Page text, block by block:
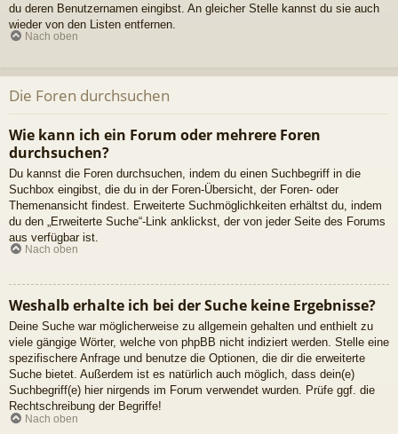
du deren Benutzernamen eingibst. An gleicher Stelle kannst du sie auch
wieder von den Listen entfernen.
Nach oben
Die Foren durchsuchen
Wie kann ich ein Forum oder mehrere Foren
durchsuchen?
Du kannst die Foren durchsuchen, indem du einen Suchbegriff in die
Suchbox eingibst, die du in der Foren-Übersicht, der Foren- oder
Themenansicht findest. Erweiterte Suchmöglichkeiten erhältst du, indem
du den „Erweiterte Suche“-Link anklickst, der von jeder Seite des Forums
aus verfügbar ist.
Nach oben
Weshalb erhalte ich bei der Suche keine Ergebnisse?
Deine Suche war möglicherweise zu allgemein gehalten und enthielt zu
viele gängige Wörter, welche von phpBB nicht indiziert werden. Stelle eine
spezifischere Anfrage und benutze die Optionen, die dir die erweiterte
Suche bietet. Außerdem ist es natürlich auch möglich, dass dein(e)
Suchbegriff(e) hier nirgends im Forum verwendet wurden. Prüfe ggf. die
Rechtschreibung der Begriffe!
Nach oben